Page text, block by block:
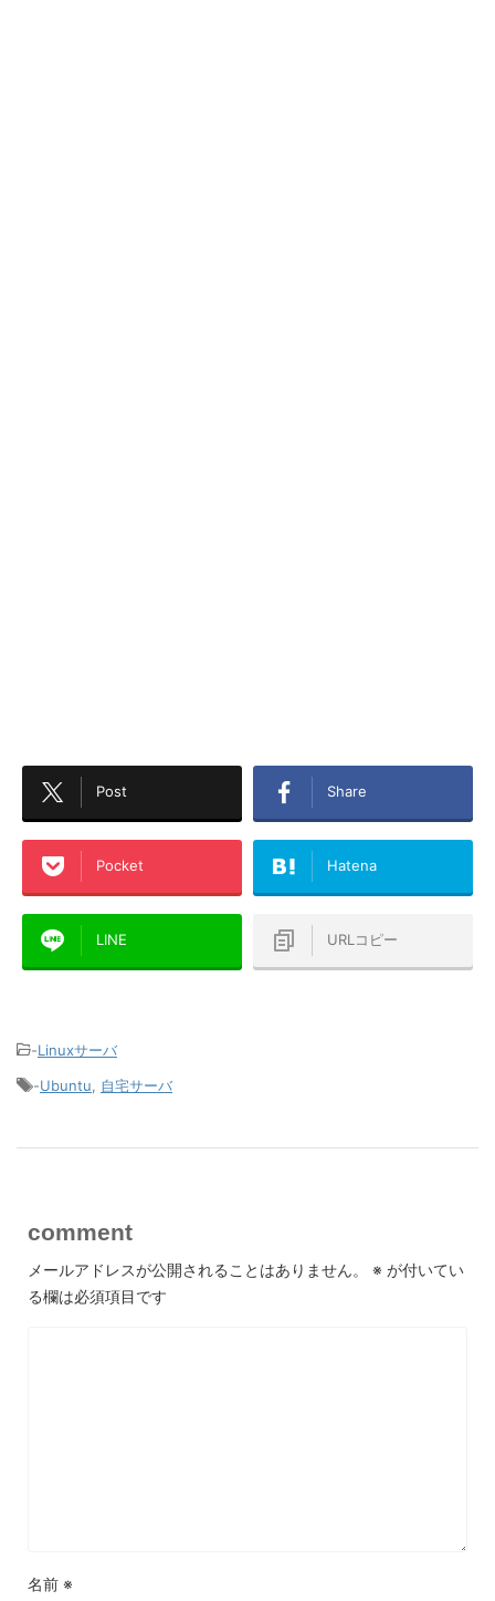
Post Share
Pocket Hatena
LINE URLコピー
-Linuxサーバ
-Ubuntu 自宅サーバ
comment
メールアドレスが公開されることはありません。 ※ が付いてい
る欄は必須項目です
名前 ※